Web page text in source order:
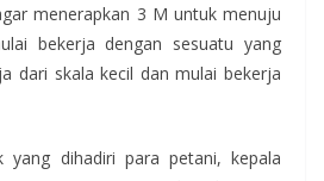
menerapkan 3 M untuk menuju
bekerja dengan sesuatu yang
dari skala kecil dan mulai bekerja
yang dihadiri para petani, kepala